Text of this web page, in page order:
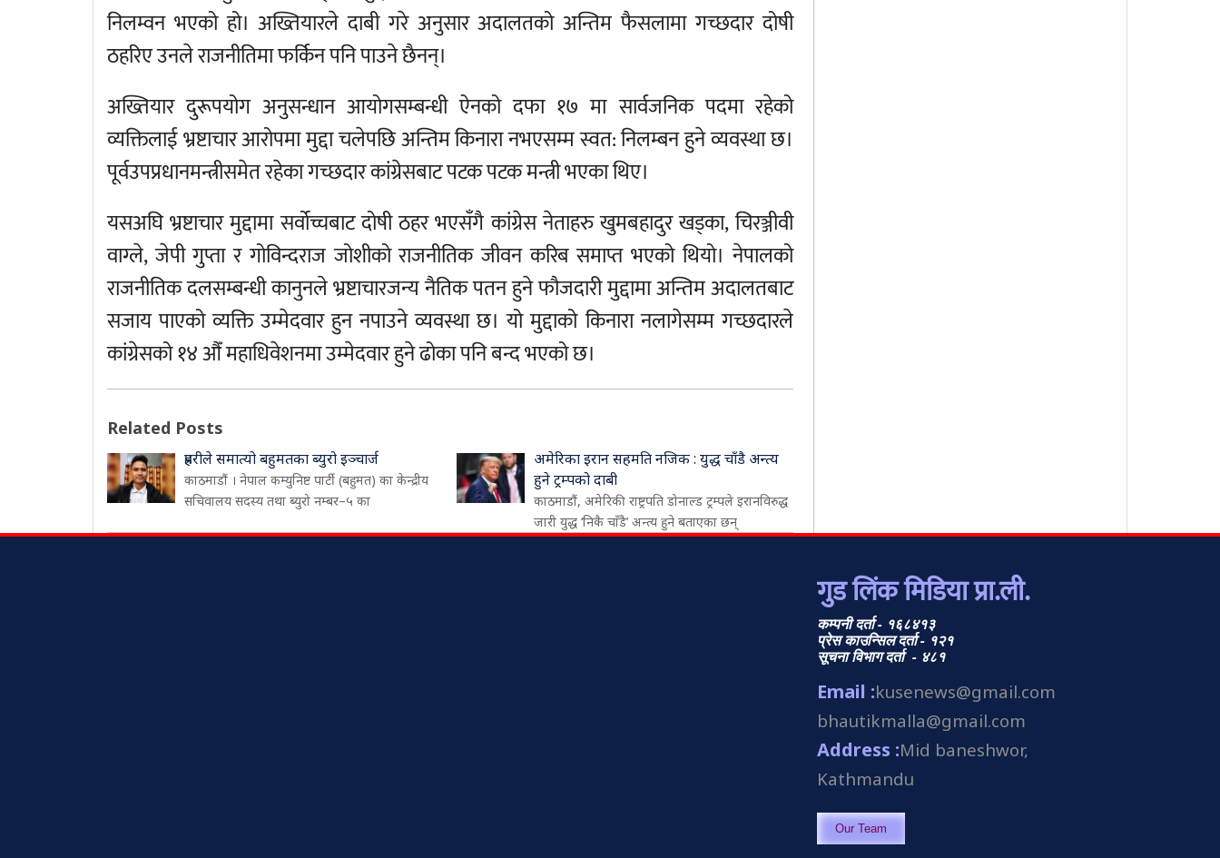
निलम्वन भएको हो। अख्तियारले दाबी गरे अनुसार अदालतको अन्तिम फैसलामा गच्छदार दोषी
ठहरिए उनले राजनीतिमा फर्किन पनि पाउने छैनन्।
अख्तियार दुरूपयोग अनुसन्धान आयोगसम्बन्धी ऐनको दफा १७ मा सार्वजनिक पदमा रहेको
व्यक्तिलाई भ्रष्टाचार आरोपमा मुद्दा चलेपछि अन्तिम किनारा नभएसम्म स्वत: निलम्बन हुने व्यवस्था छ।
पूर्वउपप्रधानमन्त्रीसमेत रहेका गच्छदार कांग्रेसबाट पटक पटक मन्त्री भएका थिए।
यसअघि भ्रष्टाचार मुद्दामा सर्वोच्चबाट दोषी ठहर भएसँगै कांग्रेस नेताहरु खुमबहादुर खड्का, चिरञ्जीवी
वाग्ले, जेपी गुप्ता र गोविन्दराज जोशीको राजनीतिक जीवन करिब समाप्त भएको थियो। नेपालको
राजनीतिक दलसम्बन्धी कानुनले भ्रष्टाचारजन्य नैतिक पतन हुने फौजदारी मुद्दामा अन्तिम अदालतबाट
सजाय पाएको व्यक्ति उम्मेदवार हुन नपाउने व्यवस्था छ। यो मुद्दाको किनारा नलागेसम्म गच्छदारले
कांग्रेसको १४ औँ महाधिवेशनमा उम्मेदवार हुने ढोका पनि बन्द भएको छ।
Related Posts
प्रहरीले समात्यो बहुमतका ब्युरो इञ्चार्ज
काठमाडौं । नेपाल कम्युनिष्ट पार्टी (बहुमत) का केन्द्रीय
सचिवालय सदस्य तथा ब्युरो नम्बर–५ का
अमेरिका इरान सहमति नजिक : युद्ध चाँडै अन्त्य
हुने ट्रम्पको दाबी
काठमाडौं, अमेरिकी राष्ट्रपति डोनाल्ड ट्रम्पले इरानविरुद्ध
जारी युद्ध ‘निकै चाँडै’ अन्त्य हुने बताएका छन्
गुड लिंक मिडिया प्रा.ली.
कम्पनी दर्ता - १६८४१३
प्रेस काउन्सिल दर्ता - १२१
सूचना विभाग दर्ता - ४८१
Email :kusenews@gmail.com
bhautikmalla@gmail.com
Address :Mid baneshwor,
Kathmandu
Our Team